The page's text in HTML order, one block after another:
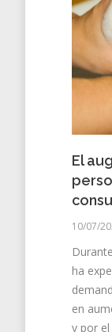
El
10/07/
ha
en
y por